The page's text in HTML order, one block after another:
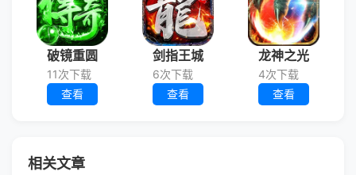
破镜重圆
11次下载
查看
剑指王城
6次下载
查看
龙神之光
4次下载
查看
相关文章